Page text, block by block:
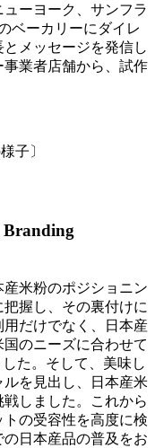
ーヨーク、サンフラ
ベーカリーにダイレ
メッセージを発信し
業者店舗から、試作
子〕
Branding
米粉のポジショニン
握し、その裏付けに
だけでなく、日本産
のニーズに合わせて
た。そして、美味し
ルを見出し、日本産米
しました。これから
の受容性を高度に検
日本産品の普及をお